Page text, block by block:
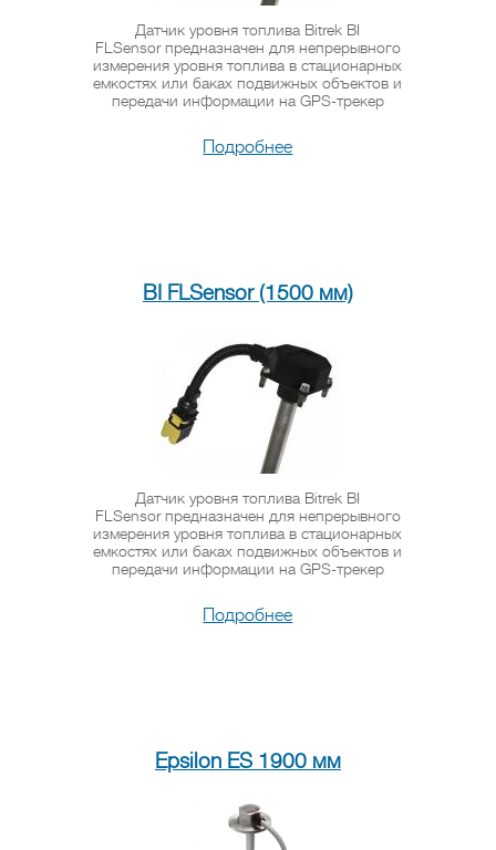
Датчик уровня топлива Bitrek BI
FLSensor предназначен для непрерывного
измерения уровня топлива в стационарных
емкостях или баках подвижных объектов и
передачи информации на GPS-трекер
Подробнее
BI FLSensor (1500 мм)
Датчик уровня топлива Bitrek BI
FLSensor предназначен для непрерывного
измерения уровня топлива в стационарных
емкостях или баках подвижных объектов и
передачи информации на GPS-трекер
Подробнее
Epsilon ES 1900 мм